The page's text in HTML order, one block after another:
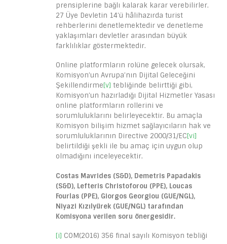
prensiplerine bağlı kalarak karar verebilirler.
27 Üye Devletin 14’ü hâlihazırda turist
rehberlerini denetlemektedir ve denetleme
yaklaşımları devletler arasından büyük
farklılıklar göstermektedir.
Online platformların rolüne gelecek olursak,
Komisyon’un Avrupa’nın Dijital Geleceğini
Şekillendirme[v] tebliğinde belirttiği gibi,
Komisyon’un hazırladığı Dijital Hizmetler Yasası
online platformların rollerini ve
sorumluluklarını belirleyecektir. Bu amaçla
Komisyon bilişim hizmet sağlayıcıların hak ve
sorumluluklarının Directive 2000/31/EC[vi]
belirtildiği şekli ile bu amaç için uygun olup
olmadığını inceleyecektir.
Costas Mavrides (S&D), Demetris Papadakis
(S&D), Lefteris Christoforou (PPE), Loucas
Fourlas (PPE), Giorgos Georgiou (GUE/NGL),
Niyazi Kızılyürek (GUE/NGL) tarafından
Komisyona verilen soru önergesidir.
[i] COM(2016) 356 final sayılı Komisyon tebliği